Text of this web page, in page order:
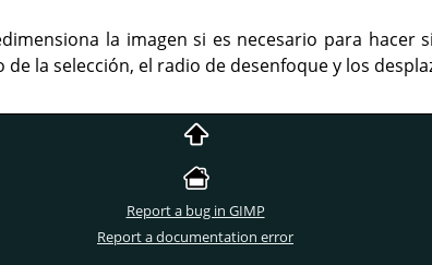
la imagen si es necesario para hacer
la selección, el radio de desenfoque y los
Report a bug in GIMP
Report a documentation error